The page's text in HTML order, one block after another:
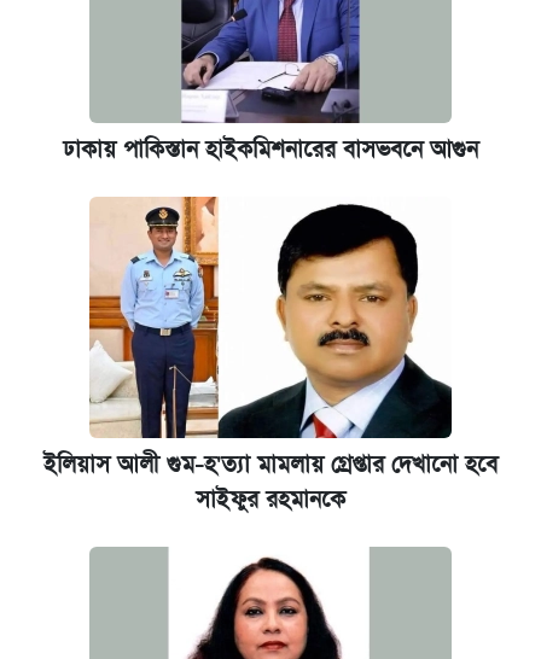
ঢাকায় পাকিস্তান হাইকমিশনারের বাসভবনে আগুন
ইলিয়াস আলী গুম-হ'ত্যা মামলায় গ্রেপ্তার দেখানো হবে
সাইফুর রহমানকে